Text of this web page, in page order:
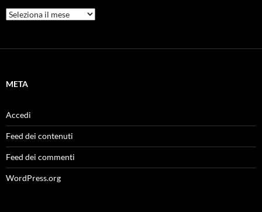
Archivi
META
Accedi
Feed dei contenuti
Feed dei commenti
WordPress.org